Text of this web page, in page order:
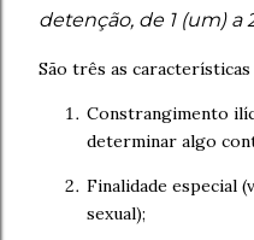
detenção, de 1 (um) a
São três as
Constrangimento
determinar algo
Finalidade especial
sexual);